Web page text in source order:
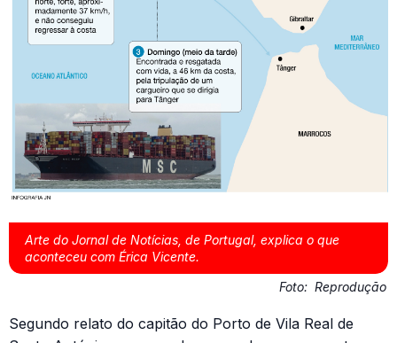
Arte do Jornal de Notícias, de Portugal, explica o que
aconteceu com Érica Vicente.
Foto: Reprodução
Segundo relato do capitão do Porto de Vila Real de